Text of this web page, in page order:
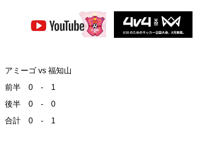
アミーゴ vs 福知山
前半 0 - 1
後半 0 - 0
合計 0 - 1